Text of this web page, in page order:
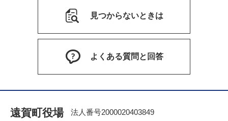
見つからないときは
よくある質問と回答
遠賀町役場
法人番号2000020403849